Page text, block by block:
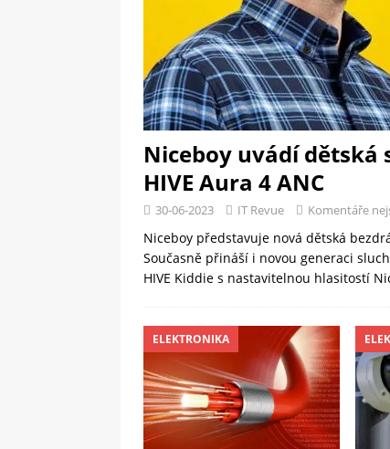
Niceboy uvádí dětská
HIVE Aura 4 ANC
30-06-2023 IT Revue Komentáře
Niceboy představuje nová dětská
Současně přináší i novou generaci
HIVE Kiddie s nastavitelnou hlasitostí
ELEKTRONIKA